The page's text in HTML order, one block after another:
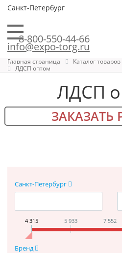
Санкт-Петербург
8-800-550-44-66
info@expo-torg.ru
Главная страница Каталог товаров
ЛДСП оптом
ЛДСП
ЗАКАЗАТЬ
Санкт-Петербург
4 315 5 933 7 552
Бренд